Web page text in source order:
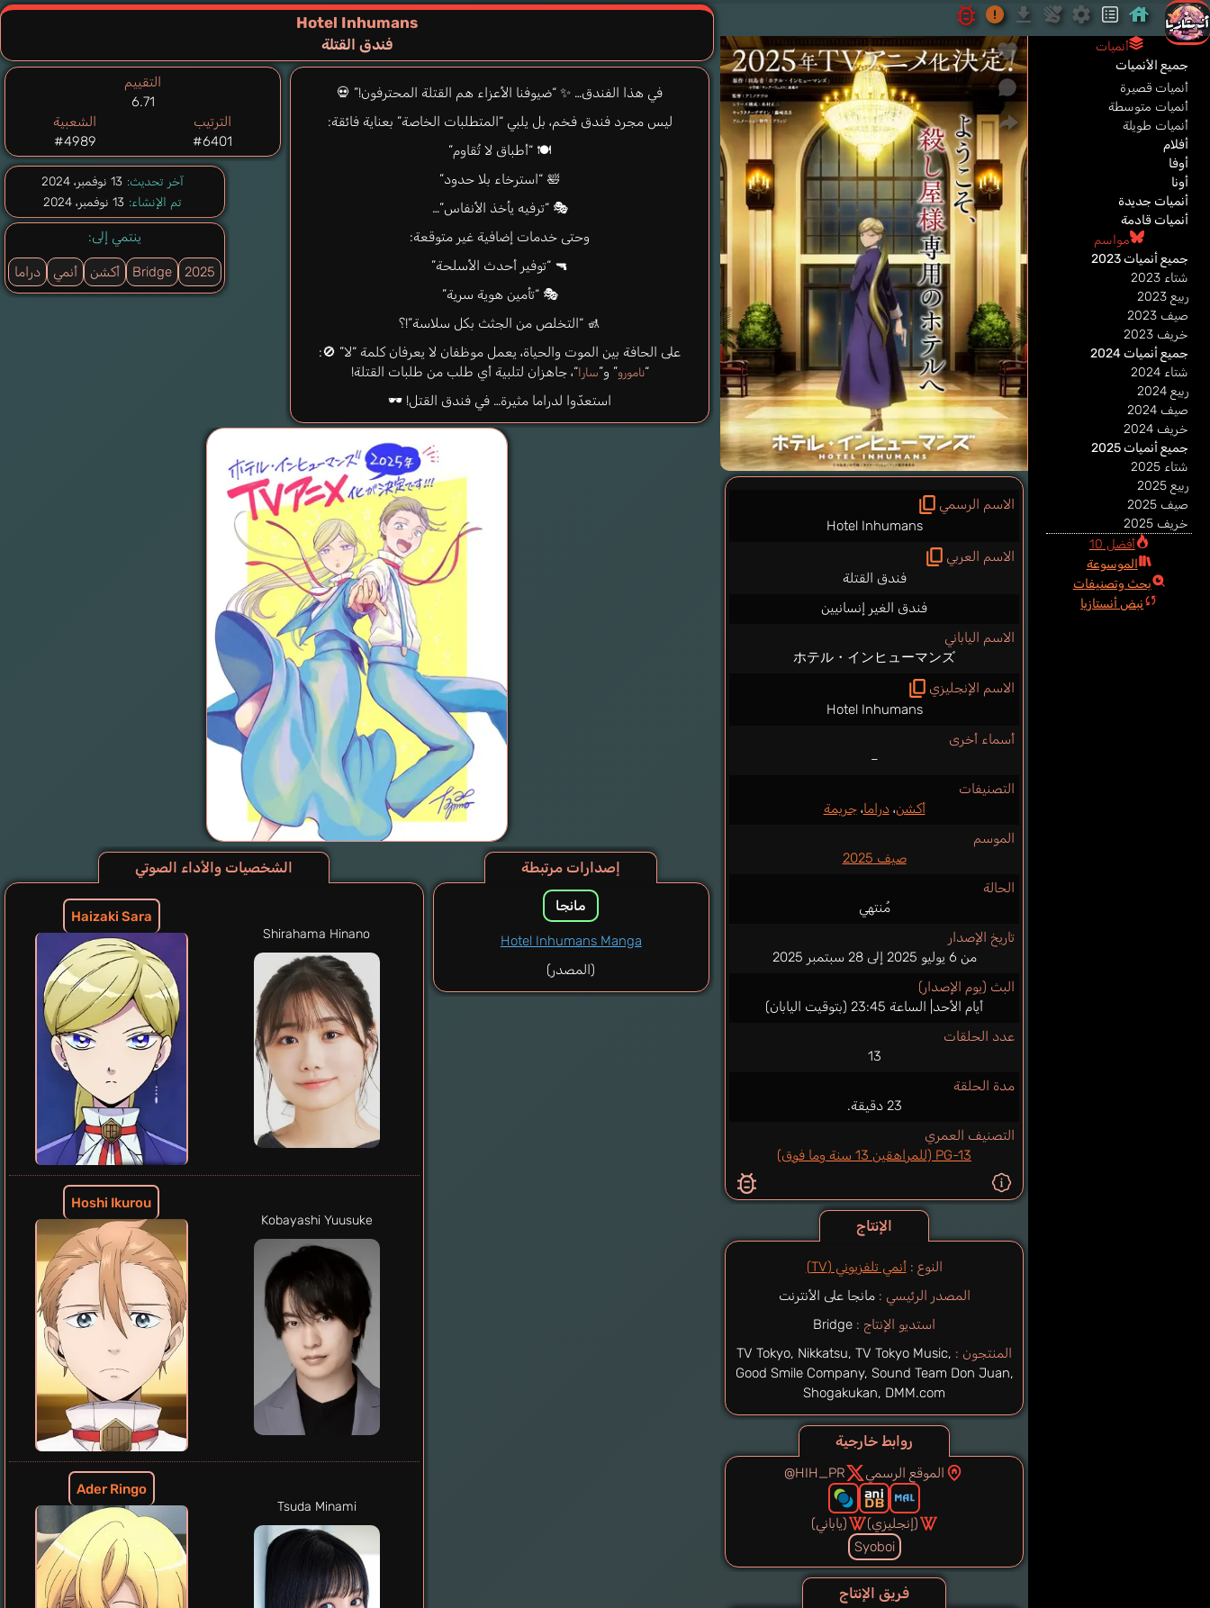
الاسم الرسمي
Hotel Inhumans
الاسم العربي
فندق القتلة
فندق الغير إنسانيين
الاسم الياباني
ホテル・インヒューマンズ
الاسم الإنجليزي
Hotel Inhumans
أسماء أخرى
–
التصنيفات
أكشن،دراما،جريمة
الموسم
صيف 2025
الحالة
مُنتهي
تاريخ الإصدار
من 6 يوليو 2025 إلى 28 سبتمبر 2025
البث (يوم الإصدار)
أيام الأحد| الساعة 23:45 (بتوقيت اليابان)
عدد الحلقات
13
مدة الحلقة
23 دقيقة.
التصنيف العمري
PG-13 (للمراهقين 13 سنة وما فوق)
الإنتاج
النوع :أنمي تلفزيوني (TV)
المصدر الرئيسي : مانجا على الأنترنت
استديو الإنتاج : Bridge
المنتجون : TV Tokyo, Nikkatsu, TV Tokyo Music,
Good Smile Company, Sound Team Don Juan,
Shogakukan, DMM.com
روابط خارجية
الموقع الرسمي @HIH_PR
(إنجليزي)
(ياباني)
Syoboi
فريق الإنتاج
Hotel Inhumans
فندق القتلة
في هذا الفندق… ✨ “ضيوفنا الأعزاء هم القتلة المحترفون!” 💀
ليس مجرد فندق فخم، بل يلبي “المتطلبات الخاصة” بعناية فائقة:
🍽️ “أطباق لا تُقاوم”
🛀 “استرخاء بلا حدود”
🎭 “ترفيه يأخذ الأنفاس”…
وحتى خدمات إضافية غير متوقعة:
🔫 “توفير أحدث الأسلحة”
🎭 “تأمين هوية سرية”
🚮 “التخلص من الجثث بكل سلاسة”!؟
على الحافة بين الموت والحياة، يعمل موظفان لا يعرفان كلمة “لا” 🚫:
“نامورو” و”سارا“، جاهزان لتلبية أي طلب من طلبات القتلة!
استعدّوا لدراما مثيرة… في فندق القتل! 🕶️
التقييم
6.71
الترتيب
#6401
الشعبية
#4989
آخر تحديث: 13 نوفمبر، 2024
تم الإنشاء: 13 نوفمبر، 2024
ينتمي إلى:
2025
Bridge أكشن أنمي دراما
إصدارات مرتبطة
مانجا
Hotel Inhumans Manga
(المصدر)
الشخصيات والأداء الصوتي
Haizaki Sara
Shirahama Hinano
Hoshi Ikurou
Kobayashi Yuusuke
Ader Ringo
Tsuda Minami
أنميات
جميع الأنميات
أنميات قصيرة
أنميات متوسطة
أنميات طويلة
أفلام
أوفا
أونا
أنميات جديدة
أنميات قادمة
مواسم
جميع أنميات 2023
شتاء 2023
ربيع 2023
صيف 2023
خريف 2023
جميع أنميات 2024
شتاء 2024
ربيع 2024
صيف 2024
خريف 2024
جميع أنميات 2025
شتاء 2025
ربيع 2025
صيف 2025
خريف 2025
أفضل 10
الموسوعة
بحث وتصنيفات
نبض أنستازيا